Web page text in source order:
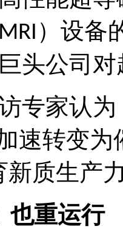
MRI ）设备
头公司
专家认
速转变
质生产
也重运行